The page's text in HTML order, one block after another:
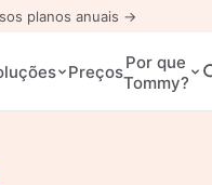
planos anuais →
PreçosPor que
Tommy?